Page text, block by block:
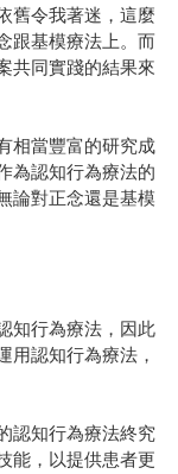
舊令我著迷，這麼
跟基模療法上。而
共同實踐的結果來
相當豐富的研究成
為認知行為療法的
論對正念還是基模
知行為療法，因此
用認知行為療法，
認知行為療法終究
能，以提供患者更